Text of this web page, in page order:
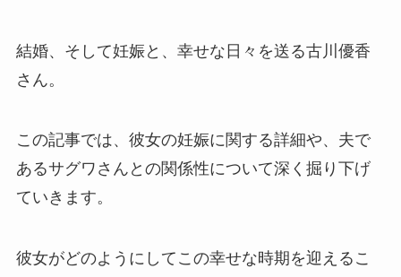
結婚、そして妊娠と、幸せな日々を送る古川優香
さん。
この記事では、彼女の妊娠に関する詳細や、夫で
あるサグワさんとの関係性について深く掘り下げ
ていきます。
彼女がどのようにしてこの幸せな時期を迎えるこ